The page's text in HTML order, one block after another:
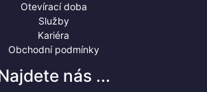
Otevírací doba
Služby
Kariéra
Obchodní podmínky
nás ...